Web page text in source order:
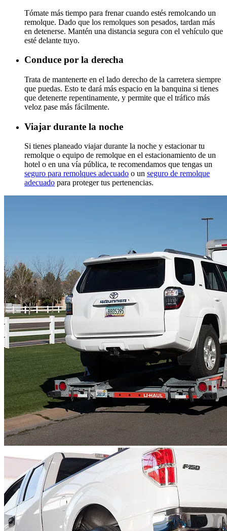
Tómate más tiempo para frenar cuando estés remolcando un
remolque. Dado que los remolques son pesados, tardan más
en detenerse. Mantén una distancia segura con el vehículo que
esté delante tuyo.
Conduce por la derecha
Trata de mantenerte en el lado derecho de la carretera siempre
que puedas. Esto te dará más espacio en la banquina si tienes
que detenerte repentinamente, y permite que el tráfico más
veloz pase más fácilmente.
Viajar durante la noche
Si tienes planeado viajar durante la noche y estacionar tu
remolque o equipo de remolque en el estacionamiento de un
hotel o en una vía pública, te recomendamos que tengas un
seguro para remolques adecuado o un seguro de remolque
adecuado para proteger tus pertenencias.